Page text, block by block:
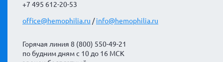
+7 495 612-20-53
office@hemophilia.ru /info@hemophilia.ru
Горячая линия 8 (800) 550-49-21
по будним дням с 10 до 16 МСК